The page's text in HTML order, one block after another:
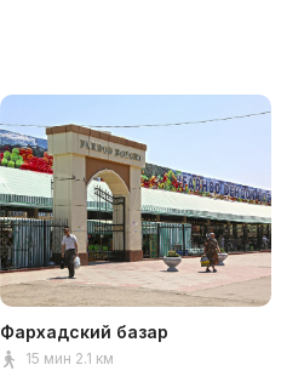
Фархадский базар
15 мин 2.1 км